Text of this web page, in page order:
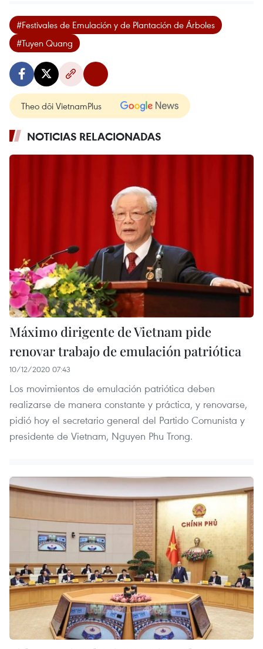
#Festivales de Emulación y de Plantación de Árboles
#Tuyen Quang
Theo dõi VietnamPlus
NOTICIAS RELACIONADAS
Máximo dirigente de Vietnam pide
renovar trabajo de emulación patriótica
10/12/2020 07:43
Los movimientos de emulación patriótica deben
realizarse de manera constante y práctica, y renovarse,
pidió hoy el secretario general del Partido Comunista y
presidente de Vietnam, Nguyen Phu Trong.